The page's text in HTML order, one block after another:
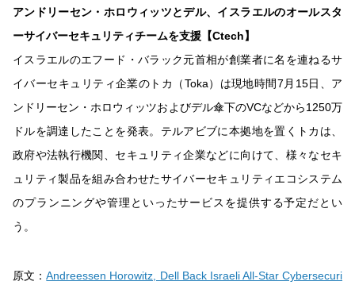
アンドリーセン・ホロウィッツとデル、イスラエルのオールスタ
ーサイバーセキュリティチームを支援【Ctech】
イスラエルのエフード・バラック元首相が創業者に名を連ねるサ
イバーセキュリティ企業のトカ（Toka）は現地時間7月15日、ア
ンドリーセン・ホロウィッツおよびデル傘下のVCなどから1250万
ドルを調達したことを発表。テルアビブに本拠地を置くトカは、
政府や法執行機関、セキュリティ企業などに向けて、様々なセキ
ュリティ製品を組み合わせたサイバーセキュリティエコシステム
のプランニングや管理といったサービスを提供する予定だとい
う。
原文：Andreessen Horowitz, Dell Back Israeli All-Star Cybersecuri